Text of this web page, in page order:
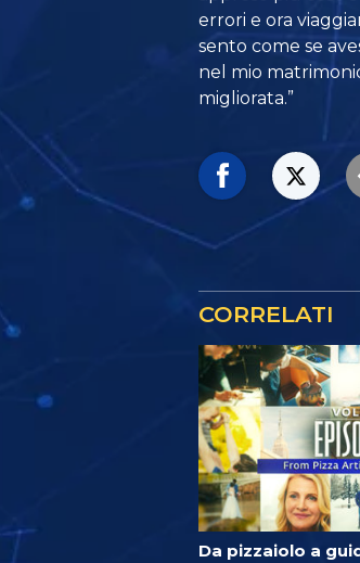
errori e ora
sento come se
nel mio
migliorata.”
CORRELATI
Da pizzaiolo a